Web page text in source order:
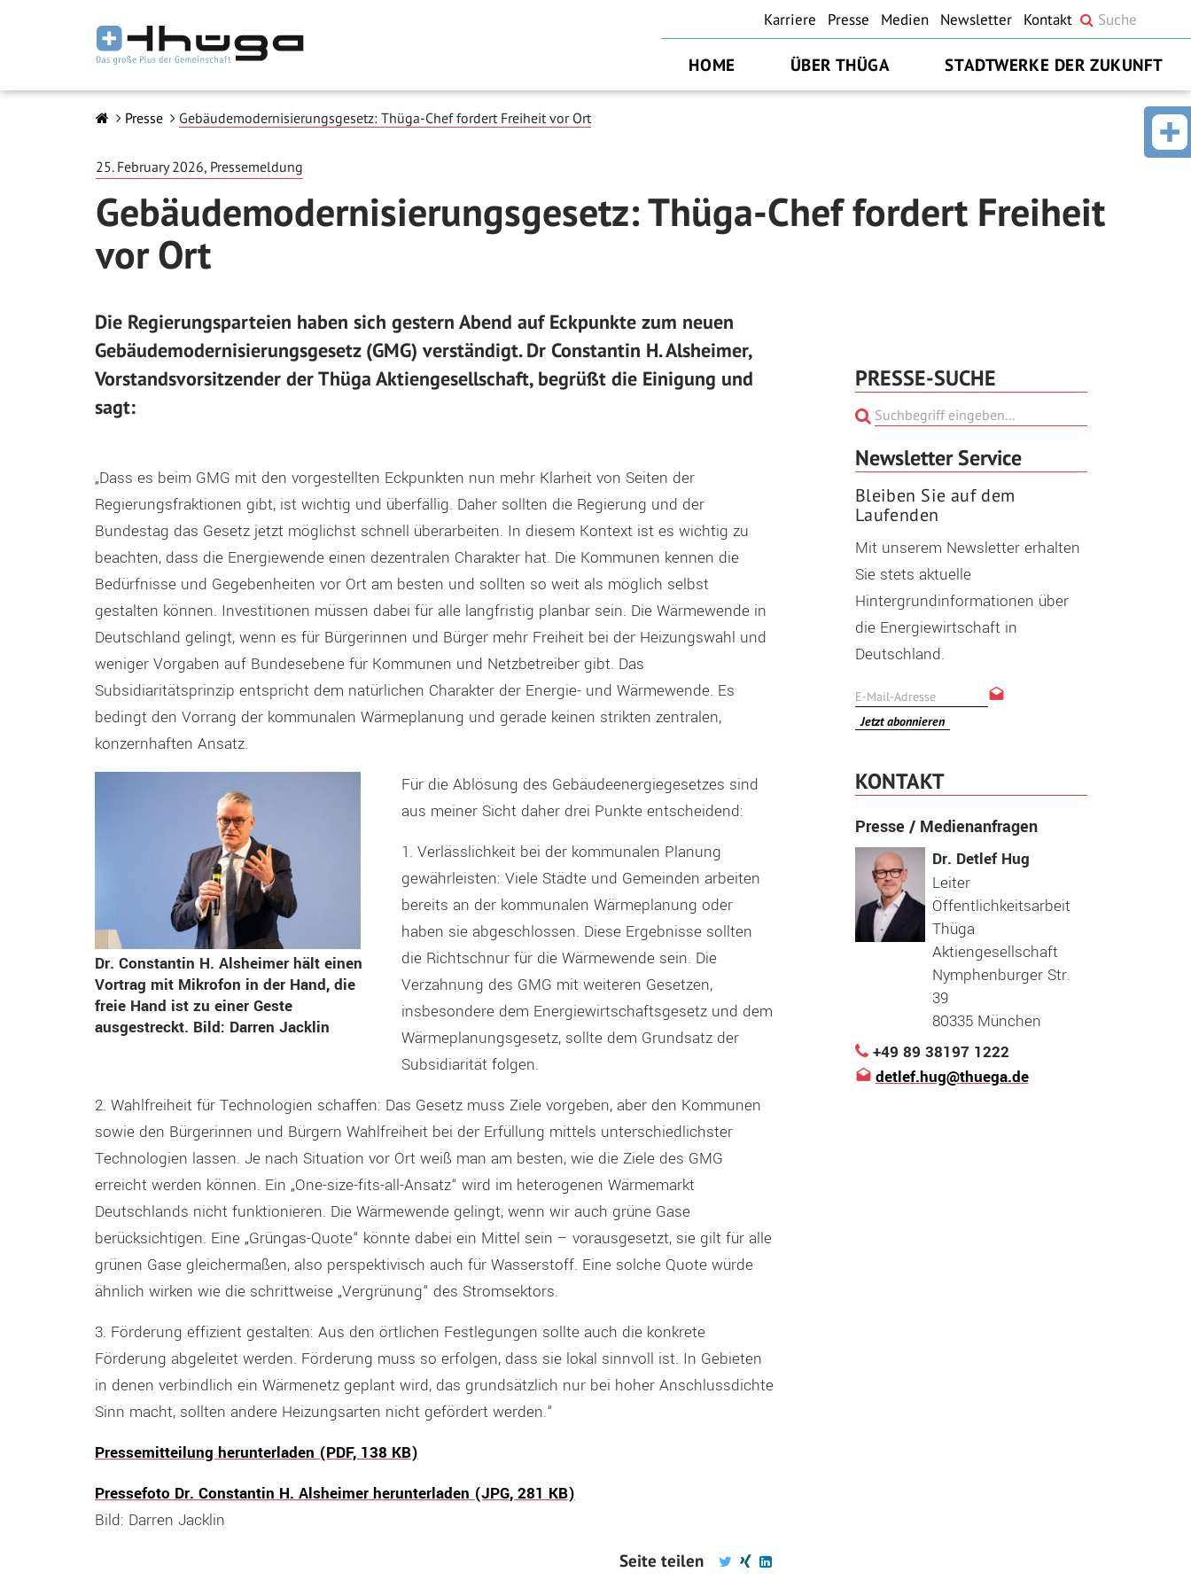
Karriere Presse Medien Newsletter Kontakt
HOME ÜBER THÜGA STADTWERKE DER ZUKUNFT
Presse Gebäudemodernisierungsgesetz: Thüga-Chef fordert Freiheit vor Ort
25. February 2026, Pressemeldung
Gebäudemodernisierungsgesetz: Thüga-Chef fordert Freiheit
vor Ort
Die Regierungsparteien haben sich gestern Abend auf Eckpunkte zum neuen
Gebäudemodernisierungsgesetz (GMG) verständigt. Dr Constantin H. Alsheimer,
Vorstandsvorsitzender der Thüga Aktiengesellschaft, begrüßt die Einigung und
sagt:
„Dass es beim GMG mit den vorgestellten Eckpunkten nun mehr Klarheit von Seiten der
Regierungsfraktionen gibt, ist wichtig und überfällig. Daher sollten die Regierung und der
Bundestag das Gesetz jetzt möglichst schnell überarbeiten. In diesem Kontext ist es wichtig zu
beachten, dass die Energiewende einen dezentralen Charakter hat. Die Kommunen kennen die
Bedürfnisse und Gegebenheiten vor Ort am besten und sollten so weit als möglich selbst
gestalten können. Investitionen müssen dabei für alle langfristig planbar sein. Die Wärmewende in
Deutschland gelingt, wenn es für Bürgerinnen und Bürger mehr Freiheit bei der Heizungswahl und
weniger Vorgaben auf Bundesebene für Kommunen und Netzbetreiber gibt. Das
Subsidiaritätsprinzip entspricht dem natürlichen Charakter der Energie- und Wärmewende. Es
bedingt den Vorrang der kommunalen Wärmeplanung und gerade keinen strikten zentralen,
konzernhaften Ansatz.
Dr. Constantin H. Alsheimer hält einen
Vortrag mit Mikrofon in der Hand, die
freie Hand ist zu einer Geste
ausgestreckt. Bild: Darren Jacklin
Für die Ablösung des Gebäudeenergiegesetzes sind
aus meiner Sicht daher drei Punkte entscheidend:
1. Verlässlichkeit bei der kommunalen Planung
gewährleisten: Viele Städte und Gemeinden arbeiten
bereits an der kommunalen Wärmeplanung oder
haben sie abgeschlossen. Diese Ergebnisse sollten
die Richtschnur für die Wärmewende sein. Die
Verzahnung des GMG mit weiteren Gesetzen,
insbesondere dem Energiewirtschaftsgesetz und dem
Wärmeplanungsgesetz, sollte dem Grundsatz der
Subsidiarität folgen.
2. Wahlfreiheit für Technologien schaffen: Das Gesetz muss Ziele vorgeben, aber den Kommunen
sowie den Bürgerinnen und Bürgern Wahlfreiheit bei der Erfüllung mittels unterschiedlichster
Technologien lassen. Je nach Situation vor Ort weiß man am besten, wie die Ziele des GMG
erreicht werden können. Ein „One-size-fits-all-Ansatz“ wird im heterogenen Wärmemarkt
Deutschlands nicht funktionieren. Die Wärmewende gelingt, wenn wir auch grüne Gase
berücksichtigen. Eine „Grüngas-Quote“ könnte dabei ein Mittel sein – vorausgesetzt, sie gilt für alle
grünen Gase gleichermaßen, also perspektivisch auch für Wasserstoff. Eine solche Quote würde
ähnlich wirken wie die schrittweise „Vergrünung“ des Stromsektors.
3. Förderung effizient gestalten: Aus den örtlichen Festlegungen sollte auch die konkrete
Förderung abgeleitet werden. Förderung muss so erfolgen, dass sie lokal sinnvoll ist. In Gebieten
in denen verbindlich ein Wärmenetz geplant wird, das grundsätzlich nur bei hoher Anschlussdichte
Sinn macht, sollten andere Heizungsarten nicht gefördert werden.“
Pressemitteilung herunterladen (PDF, 138 KB)
Pressefoto Dr. Constantin H. Alsheimer herunterladen (JPG, 281 KB)
Bild: Darren Jacklin
Seite teilen
PRESSE-SUCHE
Newsletter Service
Bleiben Sie auf dem
Laufenden
Mit unserem Newsletter erhalten
Sie stets aktuelle
Hintergrundinformationen über
die Energiewirtschaft in
Deutschland.
Jetzt abonnieren
KONTAKT
Presse / Medienanfragen
Dr. Detlef Hug
Leiter
Öffentlichkeitsarbeit
Thüga
Aktiengesellschaft
Nymphenburger Str.
39
80335 München
+49 89 38197 1222
detlef.hug@thuega.de